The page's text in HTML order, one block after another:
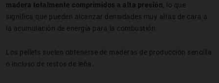
madera totalmente comprimidos a alta presión , lo que
significa que pueden alcanzar densidades muy altas de cara a
la acumulación de energía para la combustión.
Los pellets suelen obtenerse de maderas de producción sencilla
o incluso de restos de leña.